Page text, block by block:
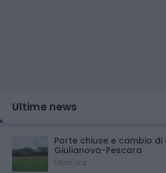
Ultime news
Porte chiuse e cambio
Giulianova-Pescara
Ultim'ora